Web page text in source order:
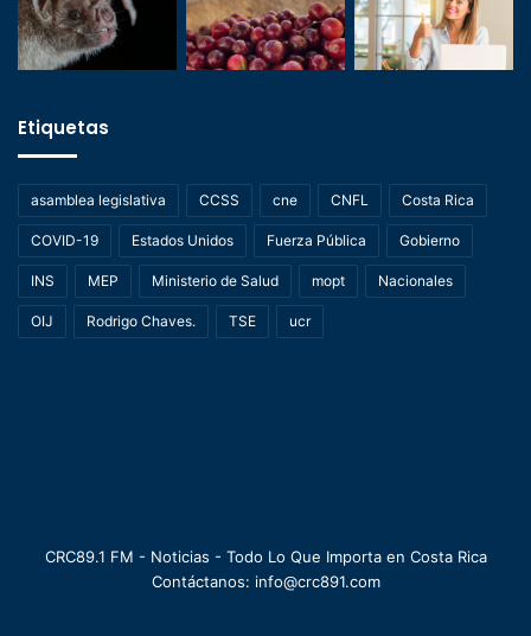
Etiquetas
asamblea legislativa CCSS cne CNFL Costa Rica
COVID-19 Estados Unidos Fuerza Pública Gobierno
INS MEP Ministerio de Salud mopt Nacionales
OIJ Rodrigo Chaves. TSE ucr
CRC89.1 FM - Noticias - Todo Lo Que Importa en Costa Rica
Contáctanos: info@crc891.com